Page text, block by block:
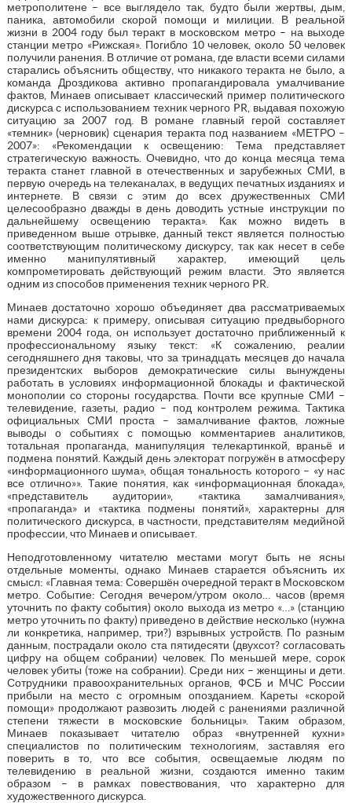
метрополитене – все выглядело так, будто были жертвы, дым,
паника, автомобили скорой помощи и милиции. В реальной
жизни в 2004 году был теракт в московском метро – на выходе
станции метро «Рижская». Погибло 10 человек, около 50 человек
получили ранения. В отличие от романа, где власти всеми силами
старались объяснить обществу, что никакого теракта не было, а
команда Дроздикова активно пропагандировала умалчивание
фактов, Минаев описывает классический пример политического
дискурса с использованием техник черного PR, выдавая похожую
ситуацию за 2007 год. В романе главный герой составляет
«темник» (черновик) сценария теракта под названием «МЕТРО –
2007»: «Рекомендации к освещению: Тема представляет
стратегическую важность. Очевидно, что до конца месяца тема
теракта станет главной в отечественных и зарубежных СМИ, в
первую очередь на телеканалах, в ведущих печатных изданиях и
интернете. В связи с этим до всех дружественных СМИ
целесообразно дважды в день доводить устные инструкции по
дальнейшему освещению теракта». Как можно видеть в
приведенном выше отрывке, данный текст является полностью
соответствующим политическому дискурсу, так как несет в себе
именно манипулятивный характер, имеющий цель
компрометировать действующий режим власти. Это является
одним из способов применения техник черного PR.
Минаев достаточно хорошо объединяет два рассматриваемых
нами дискурса: к примеру, описывая ситуацию предвыборного
времени 2004 года, он использует достаточно приближенный к
профессиональному языку текст: «К сожалению, реалии
сегодняшнего дня таковы, что за тринадцать месяцев до начала
президентских выборов демократические силы вынуждены
работать в условиях информационной блокады и фактической
монополии со стороны государства. Почти все крупные СМИ –
телевидение, газеты, радио – под контролем режима. Тактика
официальных СМИ проста – замалчивание фактов, ложные
выводы о событиях с помощью комментариев аналитиков,
тотальная пропаганда, манипуляция телекартинкой, враньё и
подмена понятий. Каждый день электорат погружён в атмосферу
«информационного шума», общая тональность которого – «у нас
все отлично»». Такие понятия, как «информационная блокада»,
«представитель аудитории», «тактика замалчивания»,
«пропаганда» и «тактика подмены понятий», характерны для
политического дискурса, в частности, представителям медийной
профессии, что Минаев и описывает.
Неподготовленному читателю местами могут быть не ясны
отдельные моменты, однако Минаев старается объяснить их
смысл: «Главная тема: Совершён очередной теракт в Московском
метро. Событие: Сегодня вечером/утром около… часов (время
уточнить по факту события) около выхода из метро «…» (станцию
метро уточнить по факту) приведено в действие несколько (нужна
ли конкретика, например, три?) взрывных устройств. По разным
данным, пострадали около ста пятидесяти (двухсот? согласовать
цифру на общем собрании) человек. По меньшей мере, сорок
человек убиты (тоже на собрании). Среди них – женщины и дети.
Сотрудники правоохранительных органов, ФСБ и МЧС России
прибыли на место с огромным опозданием. Кареты «скорой
помощи» продолжают развозить людей с ранениями различной
степени тяжести в московские больницы». Таким образом,
Минаев показывает читателю образ «внутренней кухни»
специалистов по политическим технологиям, заставляя его
поверить в то, что все события, освещаемые людям по
телевидению в реальной жизни, создаются именно таким
образом – в рамках повествования, что характерно для
художественного дискурса.